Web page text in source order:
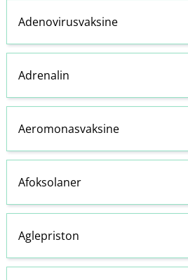
Adenovirusvaksine
Adrenalin
Aeromonasvaksine
Afoksolaner
Aglepriston